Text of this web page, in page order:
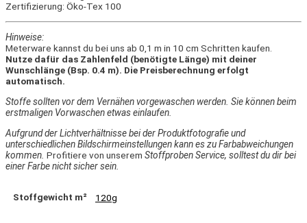
Zertifizierung: Öko-Tex 100
Hinweise:
Meterware kannst du bei uns ab 0,1 m in 10 cm Schritten kaufen.
Nutze dafür das Zahlenfeld (benötigte Länge) mit deiner
Wunschlänge (Bsp. 0.4 m). Die Preisberechnung erfolgt
automatisch.
Stoffe sollten vor dem Vernähen vorgewaschen werden. Sie können beim
erstmaligen Vorwaschen etwas einlaufen.
Aufgrund der Lichtverhältnisse bei der Produktfotografie und
unterschiedlichen Bildschirmeinstellungen kann es zu Farbabweichungen
kommen. Profitiere von unserem Stoffproben Service, solltest du dir bei
einer Farbe nicht sicher sein.
Stoffgewicht m² 120g